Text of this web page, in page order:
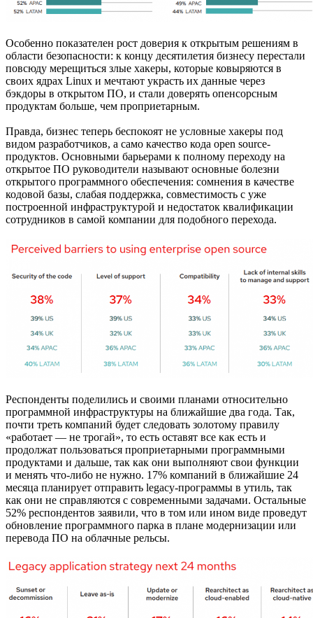
Особенно показателен рост доверия к открытым решениям в
области безопасности: к концу десятилетия бизнесу перестали
повсюду мерещиться злые хакеры, которые ковыряются в
своих ядрах Linux и мечтают украсть их данные через
бэкдоры в открытом ПО, и стали доверять опенсорсным
продуктам больше, чем проприетарным.
Правда, бизнес теперь беспокоят не условные хакеры под
видом разработчиков, а само качество кода open source-
продуктов. Основными барьерами к полному переходу на
открытое ПО руководители называют основные болезни
открытого программного обеспечения: сомнения в качестве
кодовой базы, слабая поддержка, совместимость с уже
построенной инфраструктурой и недостаток квалификации
сотрудников в самой компании для подобного перехода.
Респонденты поделились и своими планами относительно
программной инфраструктуры на ближайшие два года. Так,
почти треть компаний будет следовать золотому правилу
«работает — не трогай», то есть оставят все как есть и
продолжат пользоваться проприетарными программными
продуктами и дальше, так как они выполняют свои функции
и менять что-либо не нужно. 17% компаний в ближайшие 24
месяца планирует отправить legacy-программы в утиль, так
как они не справляются с современными задачами. Остальные
52% респондентов заявили, что в том или ином виде проведут
обновление программного парка в плане модернизации или
перевода ПО на облачные рельсы.